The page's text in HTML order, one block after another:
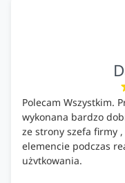
Polecam Wszystkim.
wykonana bardzo
ze strony szefa firmy
elemencie podczas
użytkowania.
Firma godna